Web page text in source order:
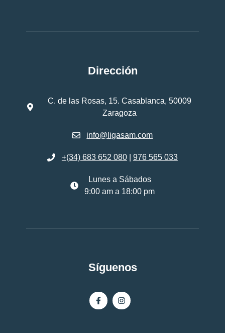
Dirección
C. de las Rosas, 15. Casablanca, 50009
Zaragoza
info@ligasam.com
+(34) 683 652 080| 976 565 033
Lunes a Sábados
9:00 am a 18:00 pm
Síguenos